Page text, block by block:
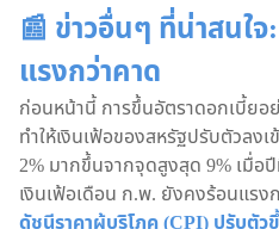
📰 ข่าวอื่นๆ ที่น่าสนใ
แรงกว่าคาด
ก่อนหน้านี้ การขึ้นอัตราดอกเบี้ยอ
ทำให้เงินเฟ้อของสหรัฐปรับตัวลงเ
2% มากขึ้นจากจุดสูงสุด 9% เมื่อ
เงินเฟ้อเดือน ก.พ. ยังคงร้อนแรง
ดัชนีราคาผู้บริโภค (CPI) ปรับตัว